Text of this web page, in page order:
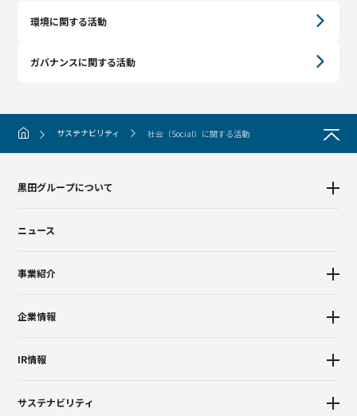
環境に関する活動
ガバナンスに関する活動
サステナビリティ 社会（Social）に関する活動
黒田グループについて
ニュース
事業紹介
企業情報
IR情報
サステナビリティ